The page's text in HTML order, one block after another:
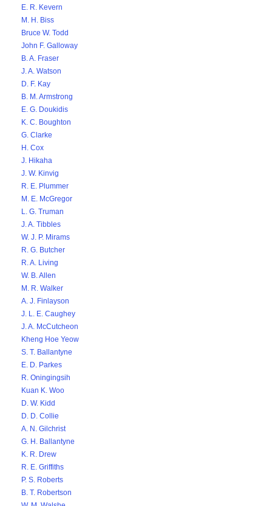
E. R. Kevern
M. H. Biss
Bruce W. Todd
John F. Galloway
B. A. Fraser
J. A. Watson
D. F. Kay
B. M. Armstrong
E. G. Doukidis
K. C. Boughton
G. Clarke
H. Cox
J. Hikaha
J. W. Kinvig
R. E. Plummer
M. E. McGregor
L. G. Truman
J. A. Tibbles
W. J. P. Mirams
R. G. Butcher
R. A. Living
W. B. Allen
M. R. Walker
A. J. Finlayson
J. L. E. Caughey
J. A. McCutcheon
Kheng Hoe Yeow
S. T. Ballantyne
E. D. Parkes
R. Oningingsih
Kuan K. Woo
D. W. Kidd
D. D. Collie
A. N. Gilchrist
G. H. Ballantyne
K. R. Drew
R. E. Griffiths
P. S. Roberts
B. T. Robertson